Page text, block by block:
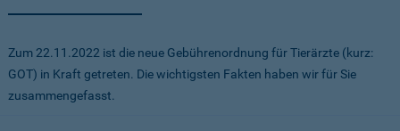
Zum 22.11.2022 ist die neue Gebührenordnung für Tierärzte (kurz:
GOT) in Kraft getreten. Die wichtigsten Fakten haben wir für Sie
zusammengefasst.